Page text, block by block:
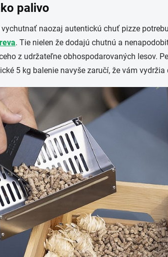
palivo
vychutnať naozaj autentickú chuť pizze
. Tie nielen že dodajú chutnú a
z udržateľne obhospodarovaných lesov.
5 kg balenie navyše zaručí, že vám